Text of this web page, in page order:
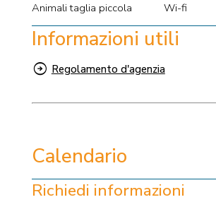
Animali taglia piccola Wi-fi
Informazioni utili
Regolamento d'agenzia
Calendario
Richiedi informazioni